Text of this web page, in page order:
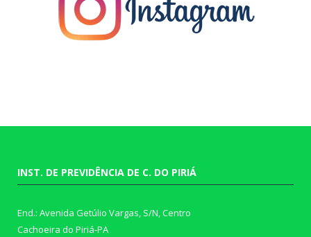
INST. DE PREVIDÊNCIA DE C. DO PIRIÁ
End.: Avenida Getúlio Vargas, S/N, Centro
Cachoeira do Piriá-PA